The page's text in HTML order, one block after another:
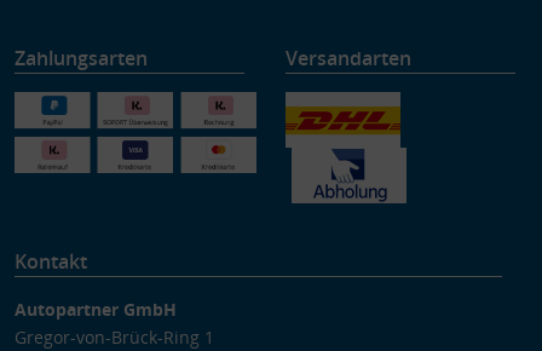
Zahlungsarten Versandarten
Kontakt
Autopartner GmbH
Gregor-von-Brück-Ring 1